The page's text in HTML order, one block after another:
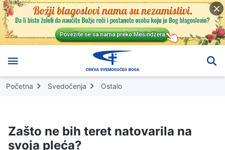
Početna Svedočenja Ostalo
Zašto ne bih teret natovarila na
svoja pleća?